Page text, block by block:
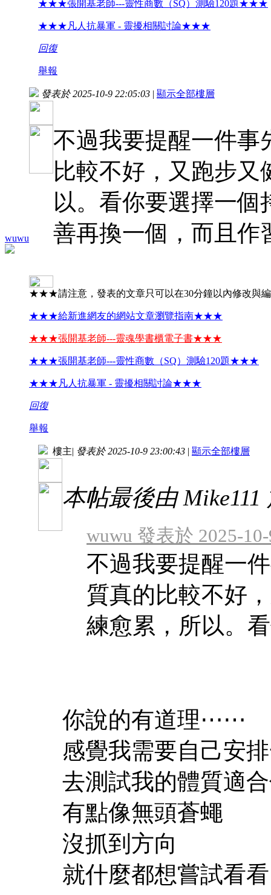
★★★張開基老師---靈性商數（SQ）測驗120題★★★
★★★凡人抗暴軍 - 靈擾相關討論★★★
回復
舉報
wuwu
發表於 2025-10-9 22:05:03 | 顯示全部樓層
不過我要提醒一件事
比較不好，又跑步
以。看你要選擇一個
善再換一個，而且作
★★★請注意，發表的文章只可以在30分鐘以內修改
★★★給新進網友的網站文章瀏覽指南★★★
★★★張開基老師---靈魂學書櫃電子書★★★
★★★張開基老師---靈性商數（SQ）測驗120題★★★
★★★凡人抗暴軍 - 靈擾相關討論★★★
回復
舉報
樓主| 發表於 2025-10-9 23:00:43 | 顯示全部樓層
本帖最後由 Mike111
wuwu 發表於 2025-
不過我要提醒一
質真的比較不好
練愈累，所以。
你說的有道理⋯⋯
感覺我需要自己安
去測試我的體質適
有點像無頭蒼蠅
沒抓到方向
就什麼都想嘗試看看